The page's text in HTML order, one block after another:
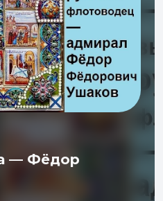
— Фёдор